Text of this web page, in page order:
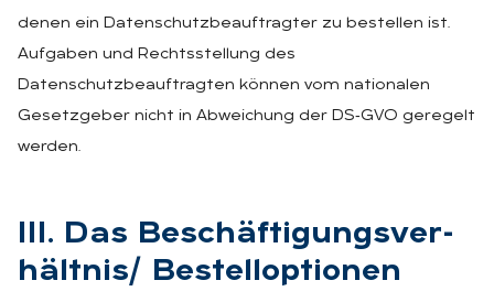
denen ein Datenschutzbeauftragter zu bestellen ist.
Aufgaben und Rechtsstellung des
Datenschutzbeauftragten können vom nationalen
Gesetzgeber nicht in Abweichung der DS‑GVO geregelt
werden.
III. Das Be­schäf­ti­gungs­ver­
hält­nis/ Be­stell­op­tio­nen